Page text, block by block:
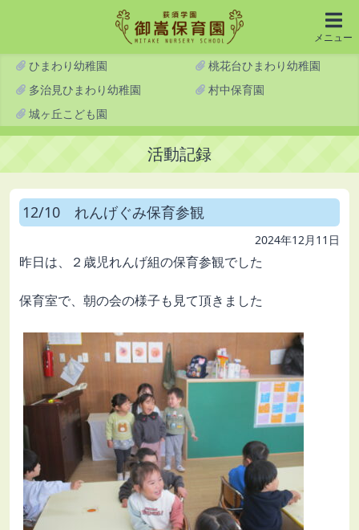
メニュー
ひまわり幼稚園
桃花台ひまわり幼稚園
多治見ひまわり幼稚園
村中保育園
城ヶ丘こども園
活動記録
12/10 れんげぐみ保育参観
2024年12月11日
昨日は、２歳児れんげ組の保育参観でした
保育室で、朝の会の様子も見て頂きました